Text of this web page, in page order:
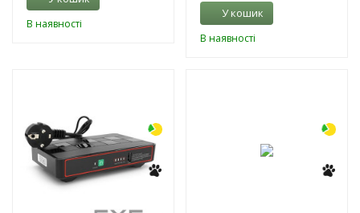
В наявності
У кошик
В наявності